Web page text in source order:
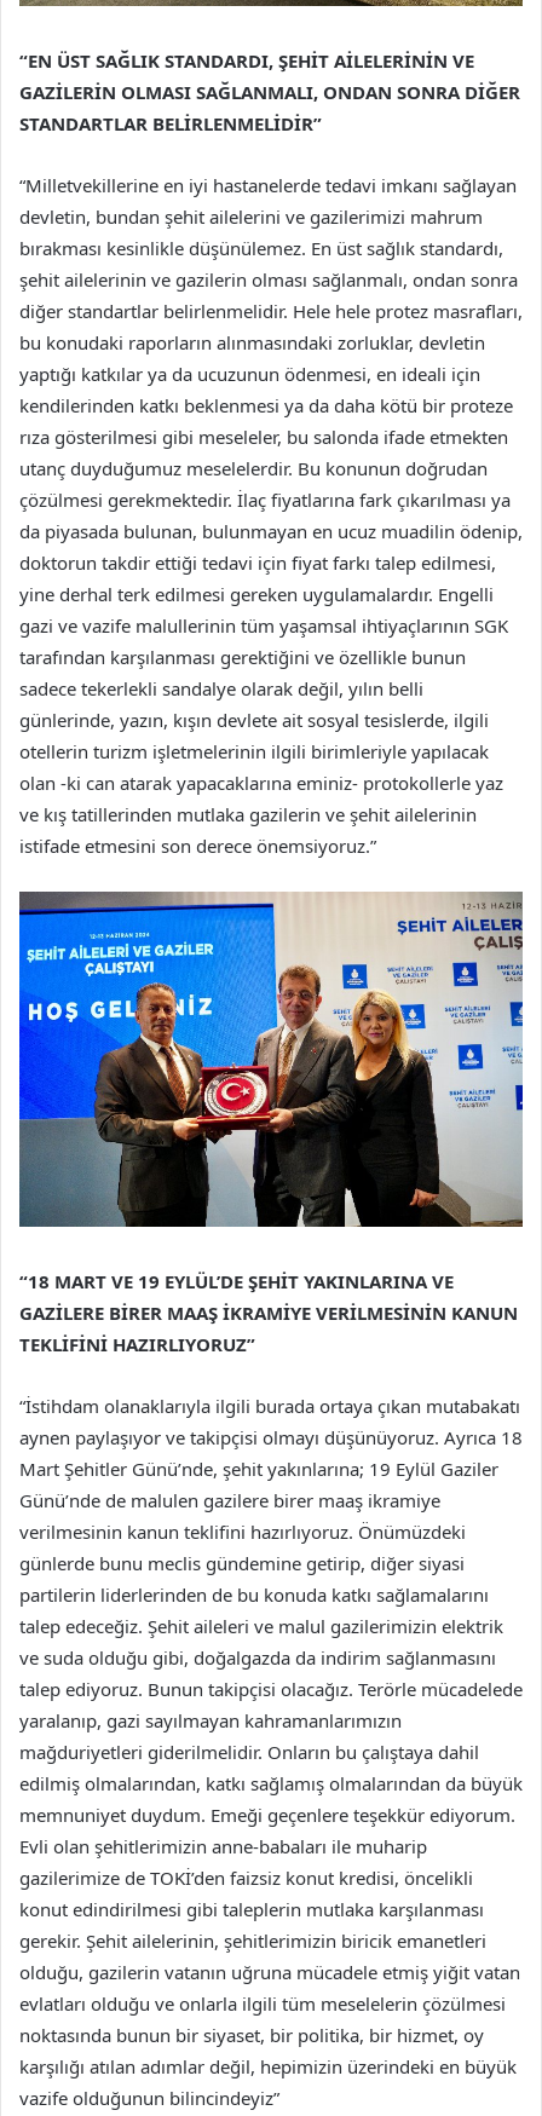
“EN ÜST SAĞLIK STANDARDI, ŞEHİT AİLELERİNİN VE
GAZİLERİN OLMASI SAĞLANMALI, ONDAN SONRA DİĞER
STANDARTLAR BELİRLENMELİDİR”
“Milletvekillerine en iyi hastanelerde tedavi imkanı sağlayan
devletin, bundan şehit ailelerini ve gazilerimizi mahrum
bırakması kesinlikle düşünülemez. En üst sağlık standardı,
şehit ailelerinin ve gazilerin olması sağlanmalı, ondan sonra
diğer standartlar belirlenmelidir. Hele hele protez masrafları,
bu konudaki raporların alınmasındaki zorluklar, devletin
yaptığı katkılar ya da ucuzunun ödenmesi, en ideali için
kendilerinden katkı beklenmesi ya da daha kötü bir proteze
rıza gösterilmesi gibi meseleler, bu salonda ifade etmekten
utanç duyduğumuz meselelerdir. Bu konunun doğrudan
çözülmesi gerekmektedir. İlaç fiyatlarına fark çıkarılması ya
da piyasada bulunan, bulunmayan en ucuz muadilin ödenip,
doktorun takdir ettiği tedavi için fiyat farkı talep edilmesi,
yine derhal terk edilmesi gereken uygulamalardır. Engelli
gazi ve vazife malullerinin tüm yaşamsal ihtiyaçlarının SGK
tarafından karşılanması gerektiğini ve özellikle bunun
sadece tekerlekli sandalye olarak değil, yılın belli
günlerinde, yazın, kışın devlete ait sosyal tesislerde, ilgili
otellerin turizm işletmelerinin ilgili birimleriyle yapılacak
olan -ki can atarak yapacaklarına eminiz- protokollerle yaz
ve kış tatillerinden mutlaka gazilerin ve şehit ailelerinin
istifade etmesini son derece önemsiyoruz.”
“18 MART VE 19 EYLÜL’DE ŞEHİT YAKINLARINA VE
GAZİLERE BİRER MAAŞ İKRAMİYE VERİLMESİNİN KANUN
TEKLİFİNİ HAZIRLIYORUZ”
“İstihdam olanaklarıyla ilgili burada ortaya çıkan mutabakatı
aynen paylaşıyor ve takipçisi olmayı düşünüyoruz. Ayrıca 18
Mart Şehitler Günü’nde, şehit yakınlarına; 19 Eylül Gaziler
Günü’nde de malulen gazilere birer maaş ikramiye
verilmesinin kanun teklifini hazırlıyoruz. Önümüzdeki
günlerde bunu meclis gündemine getirip, diğer siyasi
partilerin liderlerinden de bu konuda katkı sağlamalarını
talep edeceğiz. Şehit aileleri ve malul gazilerimizin elektrik
ve suda olduğu gibi, doğalgazda da indirim sağlanmasını
talep ediyoruz. Bunun takipçisi olacağız. Terörle mücadelede
yaralanıp, gazi sayılmayan kahramanlarımızın
mağduriyetleri giderilmelidir. Onların bu çalıştaya dahil
edilmiş olmalarından, katkı sağlamış olmalarından da büyük
memnuniyet duydum. Emeği geçenlere teşekkür ediyorum.
Evli olan şehitlerimizin anne-babaları ile muharip
gazilerimize de TOKİ’den faizsiz konut kredisi, öncelikli
konut edindirilmesi gibi taleplerin mutlaka karşılanması
gerekir. Şehit ailelerinin, şehitlerimizin biricik emanetleri
olduğu, gazilerin vatanın uğruna mücadele etmiş yiğit vatan
evlatları olduğu ve onlarla ilgili tüm meselelerin çözülmesi
noktasında bunun bir siyaset, bir politika, bir hizmet, oy
karşılığı atılan adımlar değil, hepimizin üzerindeki en büyük
vazife olduğunun bilincindeyiz”